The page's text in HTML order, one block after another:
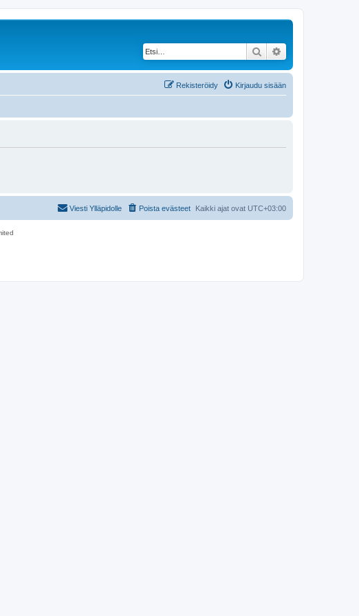
Etsi
Kirjaudu sisään
Rekisteröidy
Kaikki ajat ovat UTC+03:00
Poista evästeet
Viesti Ylläpidolle